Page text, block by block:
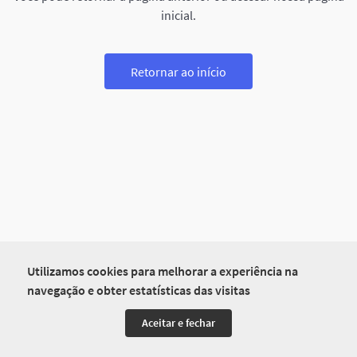
Utilizamos cookies para melhorar a experiência na
navegação e obter estatísticas das visitas
Aceitar e fechar
inicial.
Retornar ao início